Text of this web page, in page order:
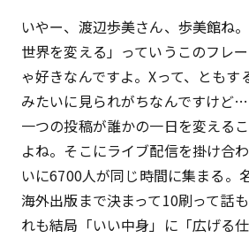
いやー、渡辺歩美さん、歩美館ね
世界を変える」っていうこのフレ
ゃ好きなんですよ。Xって、ともす
みたいに見られがちなんですけ
一つの投稿が誰かの一日を変える
よね。そこにライブ配信を掛け合
いに6700人が同じ時間に集まる。
海外出版まで決まって10刷って話
れも結局「いい中身」に「広げる